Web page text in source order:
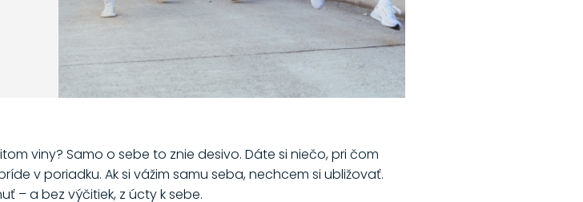
viny? Samo o sebe to znie desivo. Dáte si niečo, pri čom
v poriadku. Ak si vážim samu seba, nechcem si ubližovať.
– a bez výčitiek, z úcty k sebe.